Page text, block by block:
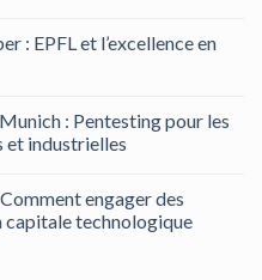
: EPFL et l’excellence en
: Pentesting pour les
et industrielles
engager des
capitale technologique